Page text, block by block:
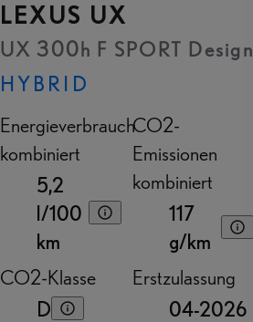
LEXUS UX
UX 300h F SPORT Design
HYBRID
Energieverbrauch
kombiniert
5,2
l/100
km
CO2-
Emissionen
kombiniert
117
g/km
CO2-Klasse
D
Erstzulassung
04-2026